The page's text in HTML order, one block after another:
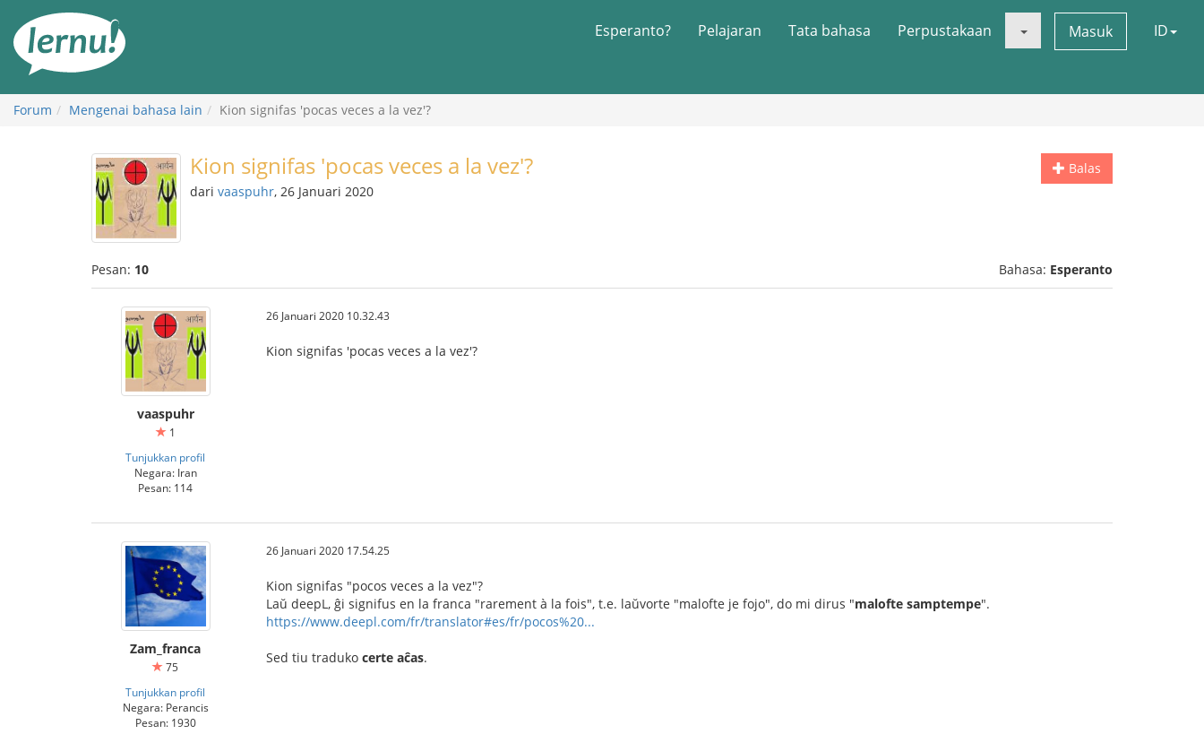
daftar
Esperanto? Pelajaran Tata bahasa Perpustakaan Masuk ID
Forum Mengenai bahasa lain Kion signifas 'pocas veces a la vez'?
Balas
Kion signifas 'pocas veces a la vez'?
dari vaaspuhr, 26 Januari 2020
Pesan: 10 Bahasa: Esperanto
vaaspuhr
1
Tunjukkan profil
Negara: Iran
Pesan: 114
26 Januari 2020 10.32.43
Kion signifas 'pocas veces a la vez'?
Zam_franca
75
Tunjukkan profil
Negara: Perancis
Pesan: 1930
26 Januari 2020 17.54.25
Kion signifas "pocos veces a la vez"?
Laŭ deepL, ĝi signifus en la franca "rarement à la fois", t.e. laŭvorte "malofte je fojo", do mi dirus "malofte samptempe".
https://www.deepl.com/fr/translator#es/fr/pocos%20...
Sed tiu traduko certe aĉas.